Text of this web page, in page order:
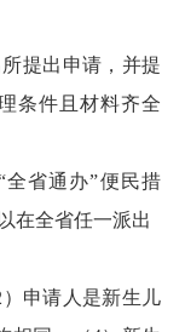
提出申请，并提
条件且材料齐全
全省通办”便民措
在全省任一派出
）申请人是新生儿